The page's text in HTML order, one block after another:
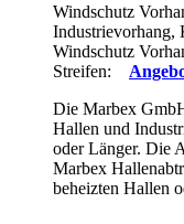
Windschutz
Industrievorhang,
Windschutz
Streifen:
Die Marbex
Hallen und
oder Länger. Die
Marbex
beheizten Hallen